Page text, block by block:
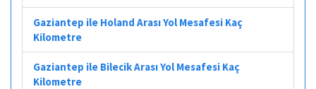
Gaziantep ile Holand Arası Yol Mesafesi Kaç
Kilometre
Gaziantep ile Bilecik Arası Yol Mesafesi Kaç
Kilometre